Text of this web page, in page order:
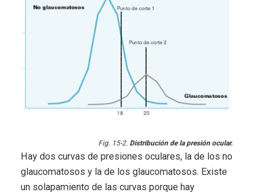
Fig. 15-2. Distribución de la presión ocular.
Hay dos curvas de presiones oculares, la de los no
glaucomatosos y la de los glaucomatosos. Existe
un solapamiento de las curvas porque hay